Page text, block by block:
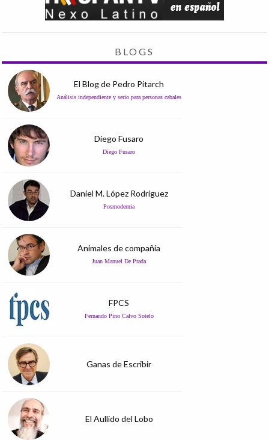
BLOGS
El Blog de Pedro Pitarch
Análisis independiente y serio para personas cabales
Diego Fusaro
Diego Fusaro
Daniel M. López Rodríguez
Posmodernia
Animales de compañía
Juan Manuel De Prada
FPCS
Fernando Pino Calvo Sotelo
Ganas de Escribir
El Aullido del Lobo